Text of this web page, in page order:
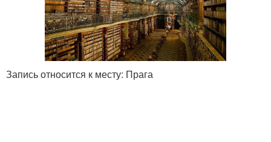
Запись относится к месту: Прага